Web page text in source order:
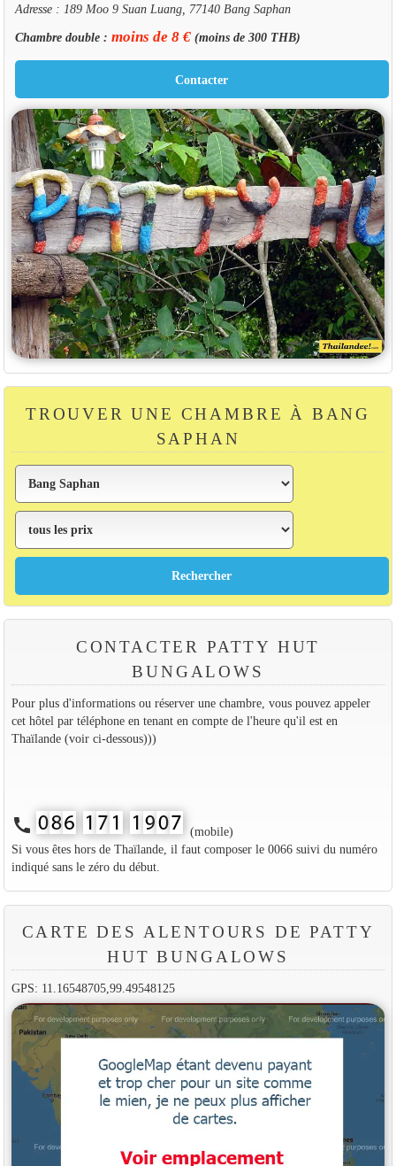
Adresse : 189 Moo 9 Suan Luang, 77140 Bang Saphan
Chambre double : moins de 8 €(moins de 300 THB)
TROUVER UNE CHAMBRE À BANG
SAPHAN
CONTACTER PATTY HUT
BUNGALOWS
Pour plus d'informations ou réserver une chambre, vous pouvez appeler
cet hôtel par téléphone en tenant en compte de l'heure qu'il est en
Thaïlande (voir ci-dessous)))
call
(mobile)
Si vous êtes hors de Thaïlande, il faut composer le 0066 suivi du numéro
indiqué sans le zéro du début.
CARTE DES ALENTOURS DE PATTY
HUT BUNGALOWS
GPS: 11.16548705,99.49548125